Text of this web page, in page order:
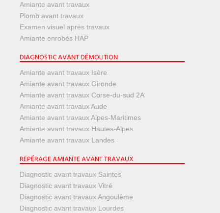
Amiante avant travaux
Plomb avant travaux
Examen visuel après travaux
Amiante enrobés HAP
DIAGNOSTIC AVANT DÉMOLITION
Amiante avant travaux Isère
Amiante avant travaux Gironde
Amiante avant travaux Corse-du-sud 2A
Amiante avant travaux Aude
Amiante avant travaux Alpes-Maritimes
Amiante avant travaux Hautes-Alpes
Amiante avant travaux Landes
REPÉRAGE AMIANTE AVANT TRAVAUX
Diagnostic avant travaux Saintes
Diagnostic avant travaux Vitré
Diagnostic avant travaux Angoulême
Diagnostic avant travaux Lourdes